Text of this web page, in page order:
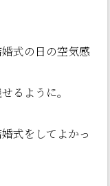
式の日の空気感
るように。
式をしてよかっ